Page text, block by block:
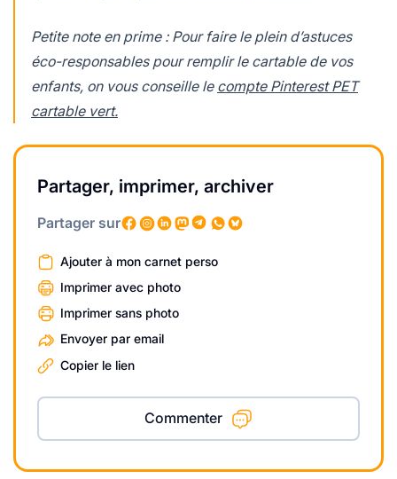
Petite note en prime : Pour faire le plein d’astuces
éco-responsables pour remplir le cartable de vos
enfants, on vous conseille le compte Pinterest PET
cartable vert.
Partager, imprimer, archiver
Partager sur
Ajouter à mon carnet perso
Imprimer avec photo
Imprimer sans photo
Envoyer par email
Copier le lien
Commenter